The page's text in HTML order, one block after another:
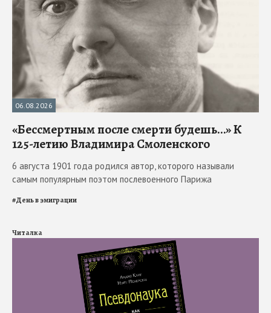
06.08.2026
«Бессмертным после смерти будешь…» К
125-летию Владимира Смоленского
6 августа 1901 года родился автор, которого называли
самым популярным поэтом послевоенного Парижа
#День в эмиграции
Читалка